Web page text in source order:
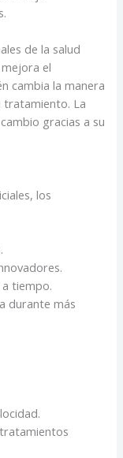
de la salud
el
cambia la manera
tratamiento. La
gracias a su
los
tiempo.
durante más